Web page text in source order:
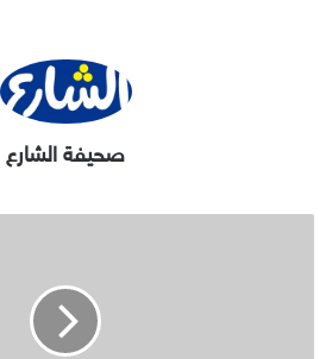
صحيفة الشارع